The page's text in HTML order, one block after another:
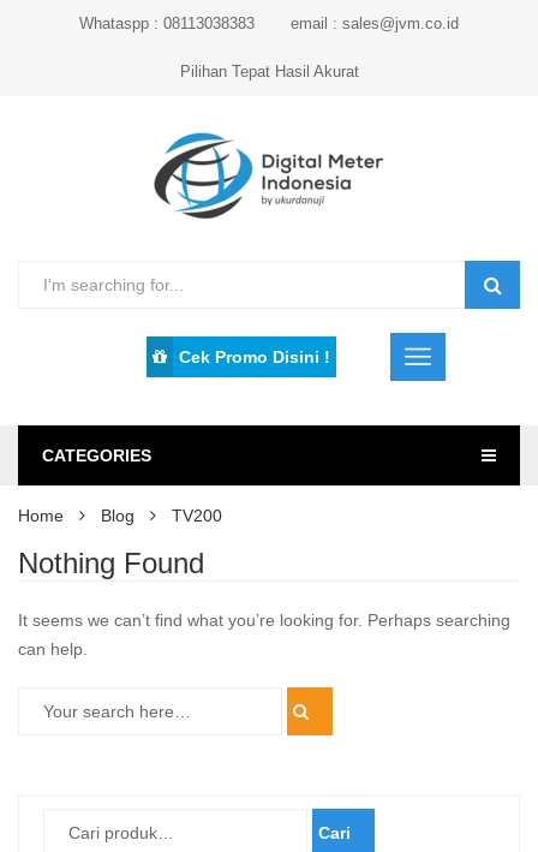
Whataspp : 08113038383 email : sales@jvm.co.id
Pilihan Tepat Hasil Akurat
Cek Promo Disini !
CATEGORIES
Home Blog TV200
Nothing Found
It seems we can’t find what you’re looking for. Perhaps searching
can help.
Cari